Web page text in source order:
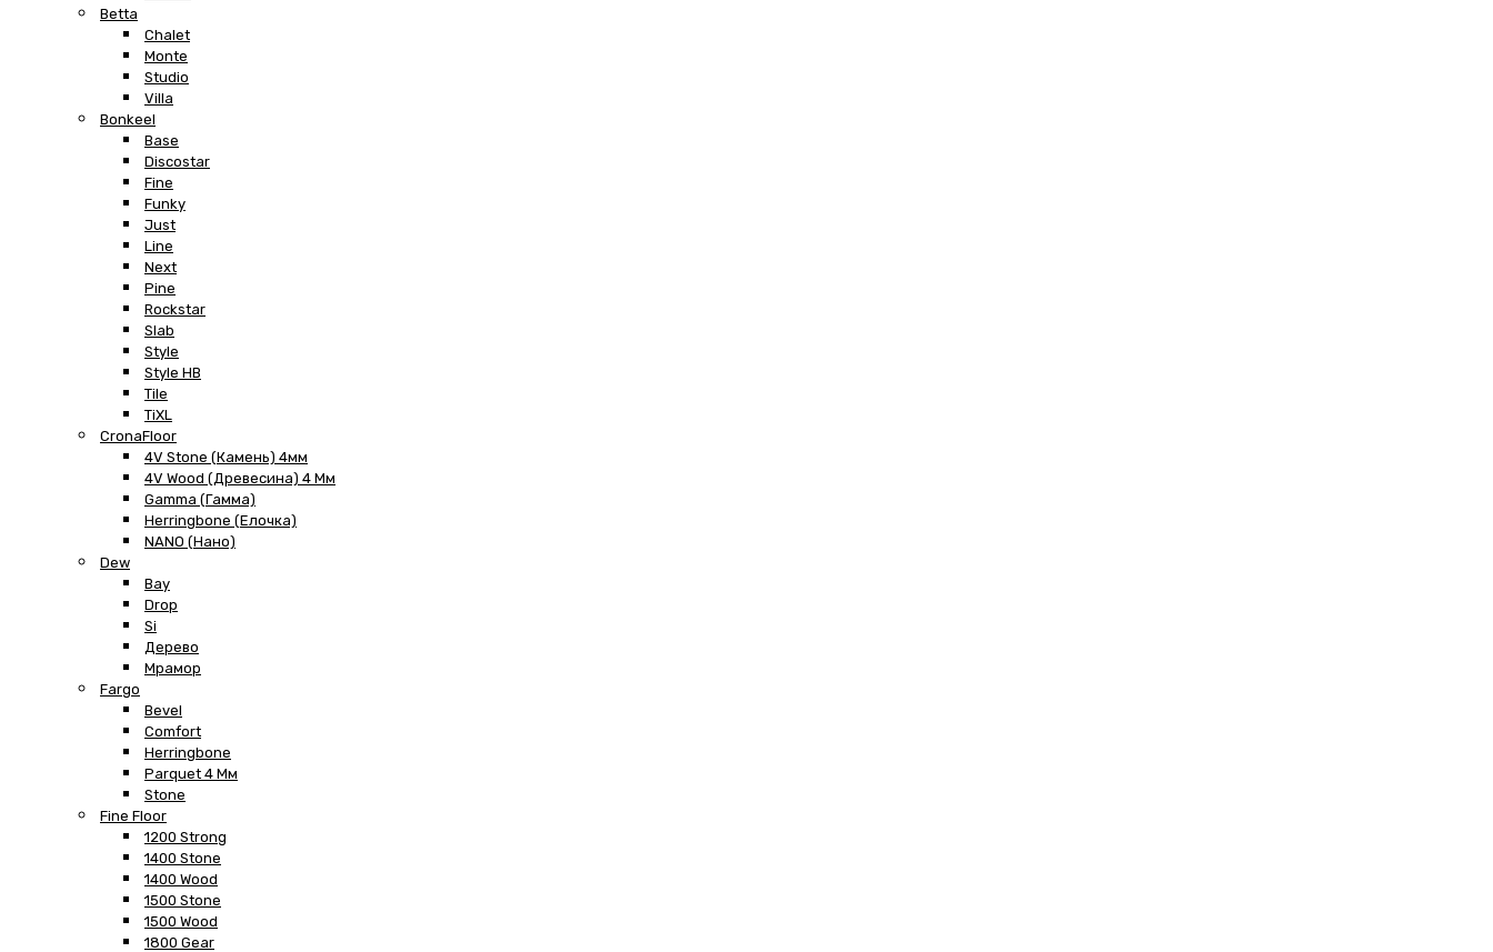
Betta
Chalet
Monte
Studio
Villa
Bonkeel
Base
Discostar
Fine
Funky
Just
Line
Next
Pine
Rockstar
Slab
Style
Style HB
Tile
TiXL
CronaFloor
4V Stone (Камень) 4мм
4V Wood (Древесина) 4 Мм
Gamma (Гамма)
Herringbone (Елочка)
NANO (Нано)
Dew
Bay
Drop
Si
Дерево
Мрамор
Fargo
Bevel
Comfort
Herringbone
Parquet 4 Мм
Stone
Fine Floor
1200 Strong
1400 Stone
1400 Wood
1500 Stone
1500 Wood
1800 Gear